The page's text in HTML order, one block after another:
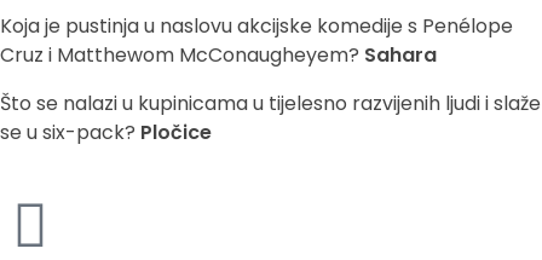
Koja je pustinja u naslovu akcijske komedije s Penélope
Cruz i Matthewom McConaugheyem? Sahara
Što se nalazi u kupinicama u tijelesno razvijenih ljudi i slaže
se u six-pack? Pločice